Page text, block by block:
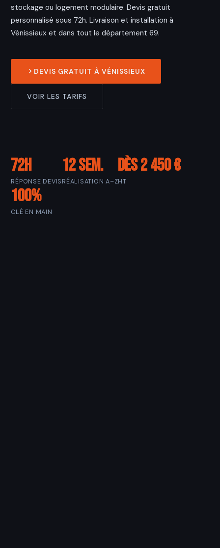
stockage ou logement modulaire. Devis gratuit
personnalisé sous 72h. Livraison et installation à
Vénissieux et dans tout le département 69.
DEVIS GRATUIT À VÉNISSIEUX
VOIR LES TARIFS
72h
RÉPONSE DEVIS
12 sem.
RÉALISATION A–Z
Dès 2 450 €
HT
100%
CLÉ EN MAIN